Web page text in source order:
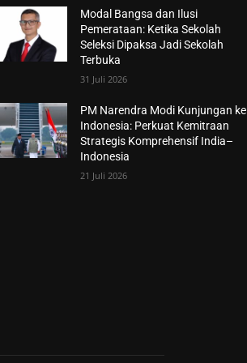
Modal Bangsa dan Ilusi
Pemerataan: Ketika Sekolah
Seleksi Dipaksa Jadi Sekolah
Terbuka
31 Juli 2026
PM Narendra Modi Kunjungan ke
Indonesia: Perkuat Kemitraan
Strategis Komprehensif India–
Indonesia
21 Juli 2026